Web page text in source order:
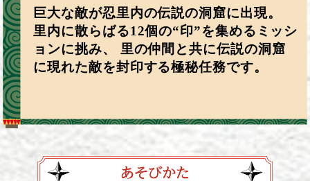
巨大な敵が忍里内の伝説の洞窟に出現。
里内に散らばる12個の“印”を集めるミッシ
ョンに挑み、
里の仲間と共に伝説の洞窟
に現れた敵を封印する極秘任務です。